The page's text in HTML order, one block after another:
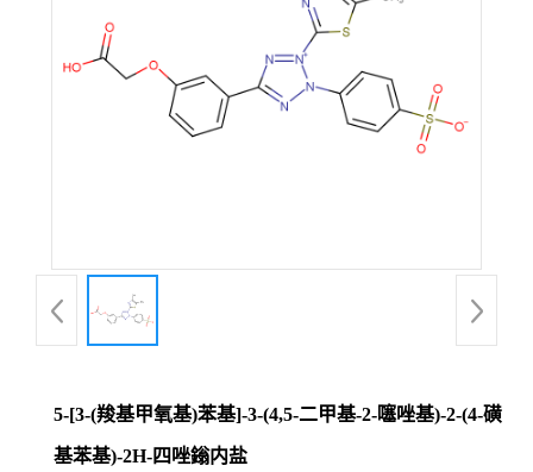
5-[3-(羧基甲氧基)苯基]-3-(4,5-二甲基-2-噻唑基)-2-(4-磺
基苯基)-2H-四唑鎓内盐